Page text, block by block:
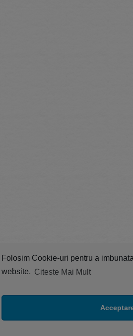
Folosim Cookie-uri pentru a
website. Citeste Mai Mult